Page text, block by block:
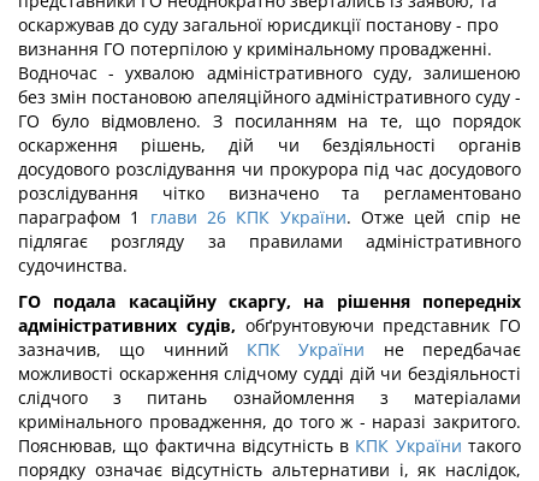
оскаржував до суду загальної юрисдикції постанову - про
визнання ГО потерпілою у кримінальному провадженні.
Водночас - ухвалою адміністративного суду, залишеною
без змін постановою апеляційного адміністративного суду -
ГО було відмовлено. З посиланням на те, що порядок
оскарження рішень, дій чи бездіяльності органів
досудового розслідування чи прокурора під час досудового
розслідування чітко визначено та регламентовано
параграфом 1 глави 26 КПК України. Отже цей спір не
підлягає розгляду за правилами адміністративного
судочинства.
ГО подала касаційну скаргу, на рішення попередніх
адміністративних судів, обґрунтовуючи представник ГО
зазначив, що чинний КПК України не передбачає
можливості оскарження слідчому судді дій чи бездіяльності
слідчого з питань ознайомлення з матеріалами
кримінального провадження, до того ж - наразі закритого.
Пояснював, що фактична відсутність в КПК України такого
порядку означає відсутність альтернативи і, як наслідок,